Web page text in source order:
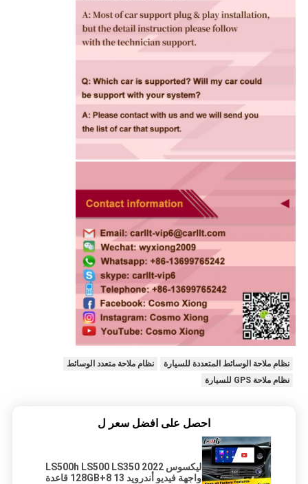
نظام ملاحة الوسائط المتعددة للسيارة
نظام ملاحة متعدد الوسائط
نظام ملاحة GPS للسيارة
احصل على افضل سعر ل
ليكسوس LS500h LS500 LS350 2022
واجهة فيديو أندرويد 13 8+128GB قاعدة